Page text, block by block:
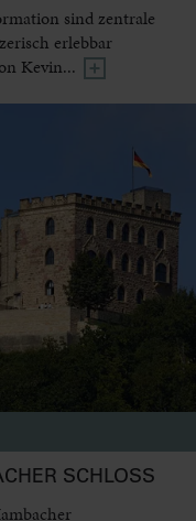
sind zentrale
erlebbar
Kevin...
SCHLOSS